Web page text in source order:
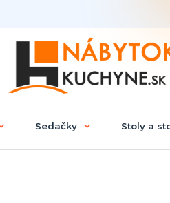
Sedačky Stoly a